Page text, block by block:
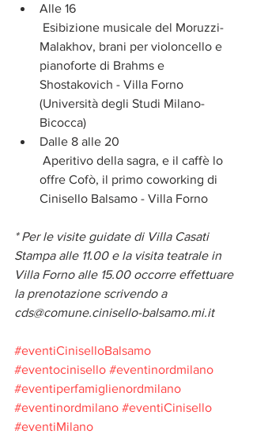
Alle 16
Malakhov, brani per violoncello e
pianoforte di Brahms e
Shostakovich - Villa Forno
(Università degli Studi Milano-
Bicocca)
Dalle 8 alle 20
offre Cofò, il primo coworking di
Cinisello Balsamo - Villa Forno
* Per le visite guidate di Villa Casati
Stampa alle 11.00 e la visita teatrale in
Villa Forno alle 15.00 occorre effettuare
la prenotazione scrivendo a
cds@comune.cinisello-balsamo.mi.it
#eventiCiniselloBalsamo
#eventocinisello #eventinordmilano
#eventiperfamiglienordmilano
#eventinordmilano #eventiCinisello
#eventiMilano